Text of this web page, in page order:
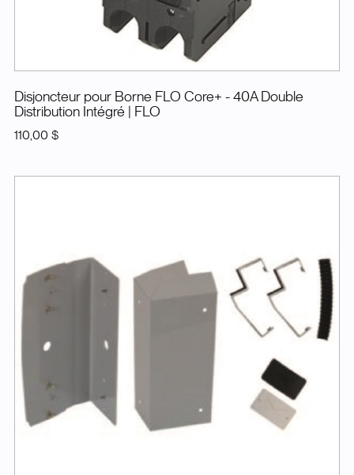
Disjoncteur pour Borne FLO Core+ - 40A Double
Distribution Intégré
| FLO
110,00 $